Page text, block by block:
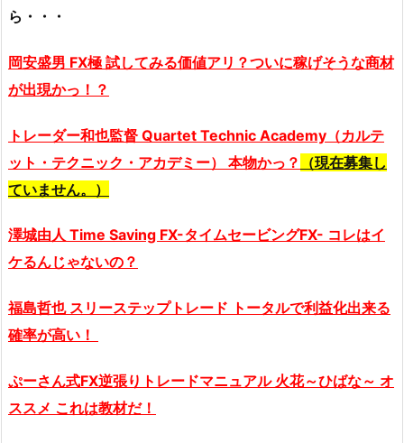
ら・・・
岡安盛男 FX極 試してみる価値アリ？ついに稼げそうな商材
が出現かっ！？
トレーダー和也監督 Quartet Technic Academy（カルテ
ット・テクニック・アカデミー） 本物かっ？
（現在募集し
ていません。）
澤城由人 Time Saving FX-タイムセービングFX- コレはイ
ケるんじゃないの？
福島哲也 スリーステップトレード トータルで利益化出来る
確率が高い！
ぷーさん式FX逆張りトレードマニュアル 火花～ひばな～ オ
ススメ これは教材だ！